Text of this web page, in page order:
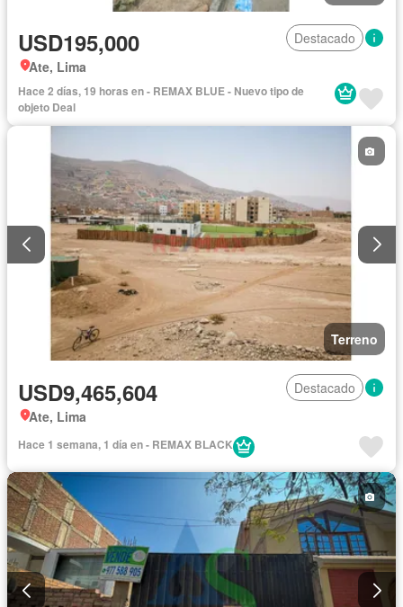
USD195,000
Destacado
Ate, Lima
Hace 2 días, 19 horas en - REMAX BLUE - Nuevo tipo de
objeto Deal
Terreno
USD9,465,604
Destacado
Ate, Lima
Hace 1 semana, 1 día en - REMAX BLACK